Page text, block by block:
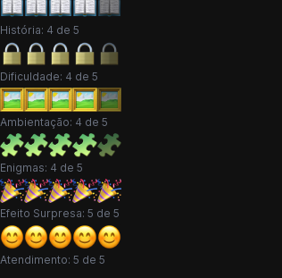
História: 4 de 5
Dificuldade: 4 de 5
Ambientação: 4 de 5
Enigmas: 4 de 5
Efeito Surpresa: 5 de 5
Atendimento: 5 de 5